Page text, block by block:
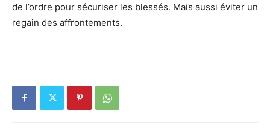
de l’ordre pour sécuriser les blessés. Mais aussi éviter un
regain des affrontements.